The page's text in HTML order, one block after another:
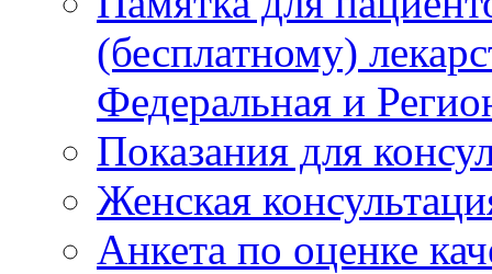
(бесплатному)
Федеральная и
Показания для
Женская
Анкета по оценке